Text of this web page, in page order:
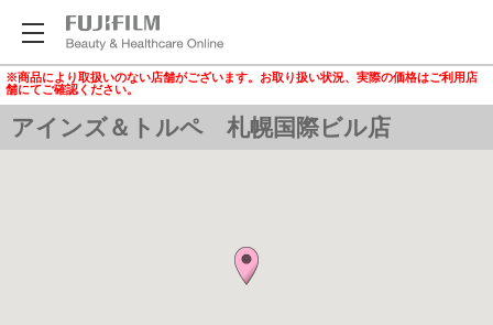
※商品により取扱いのない店舗がございます。お取り扱い状況、実際の価格はご利用店
舗にてご確認ください。
アインズ＆トルペ 札幌国際ビル店